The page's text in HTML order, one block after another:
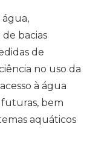
bacias
de
no uso da
à água
futuras, bem
aquáticos